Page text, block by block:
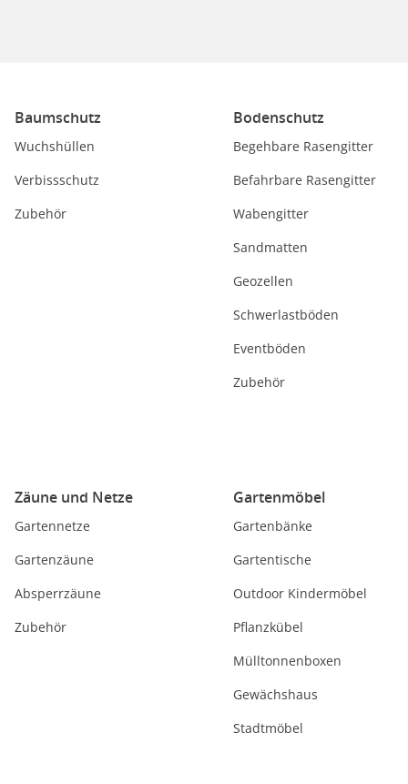
Baumschutz
Wuchshüllen
Verbissschutz
Zubehör
Bodenschutz
Begehbare Rasengitter
Befahrbare Rasengitter
Wabengitter
Sandmatten
Geozellen
Schwerlastböden
Eventböden
Zubehör
Zäune und Netze
Gartennetze
Gartenzäune
Absperrzäune
Zubehör
Gartenmöbel
Gartenbänke
Gartentische
Outdoor Kindermöbel
Pflanzkübel
Mülltonnenboxen
Gewächshaus
Stadtmöbel